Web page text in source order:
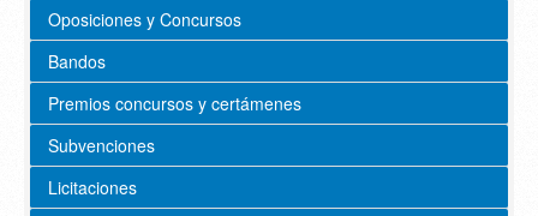
Oposiciones y Concursos
Bandos
Premios concursos y certámenes
Subvenciones
Licitaciones